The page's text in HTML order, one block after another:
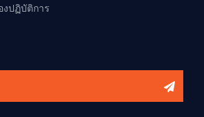
งปฏิบัติการ